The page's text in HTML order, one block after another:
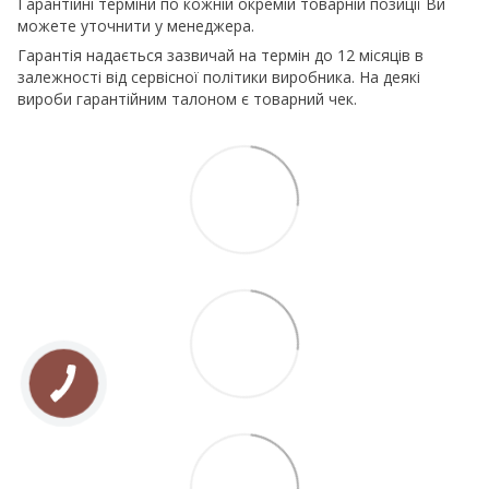
можете уточнити у менеджера.
Гарантія надається зазвичай на термін до 12 місяців в
залежності від сервісної політики виробника. На деякі
вироби гарантійним талоном є товарний чек.